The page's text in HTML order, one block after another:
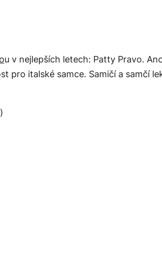
u v nejlepších letech: Patty Pravo.
pro italské samce. Samičí a samčí